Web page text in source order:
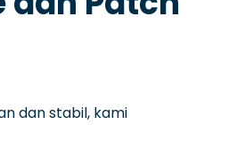
dan stabil, kami